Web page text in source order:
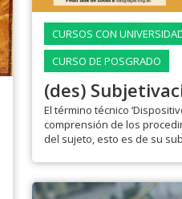
CURSOS CON
CURSO DE POSGRADO
(des)
El término técnico
comprensión de los
del sujeto, esto es de su